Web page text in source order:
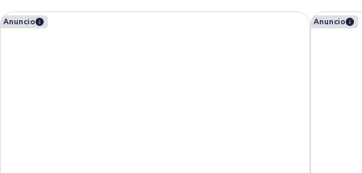
Anuncio
Golden Tulip Villepinte Roissy Parc des Expositions Anuncio